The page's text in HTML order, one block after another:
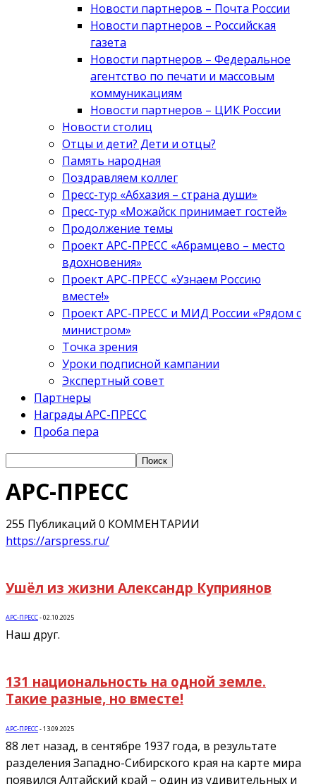
Новости партнеров – Почта России
Новости партнеров – Российская
газета
Новости партнеров – Федеральное
агентство по печати и массовым
коммуникациям
Новости партнеров – ЦИК России
Новости столиц
Отцы и дети? Дети и отцы?
Память народная
Поздравляем коллег
Пресс-тур «Абхазия – страна души»
Пресс-тур «Можайск принимает гостей»
Продолжение темы
Проект АРС-ПРЕСС «Абрамцево – место
вдохновения»
Проект АРС-ПРЕСС «Узнаем Россию
вместе!»
Проект АРС-ПРЕСС и МИД России «Рядом с
министром»
Точка зрения
Уроки подписной кампании
Экспертный совет
Партнеры
Награды АРС-ПРЕСС
Проба пера
АРС-ПРЕСС
255 Публикаций 0 КОММЕНТАРИИ
https://arspress.ru/
Ушёл из жизни Александр Куприянов
АРС-ПРЕСС-02.10.2025
Наш друг.
131 национальность на одной земле.
Такие разные, но вместе!
АРС-ПРЕСС-13.09.2025
88 лет назад, в сентябре 1937 года, в результате
разделения Западно-Сибирского края на карте мира
появился Алтайский край – один из удивительных и